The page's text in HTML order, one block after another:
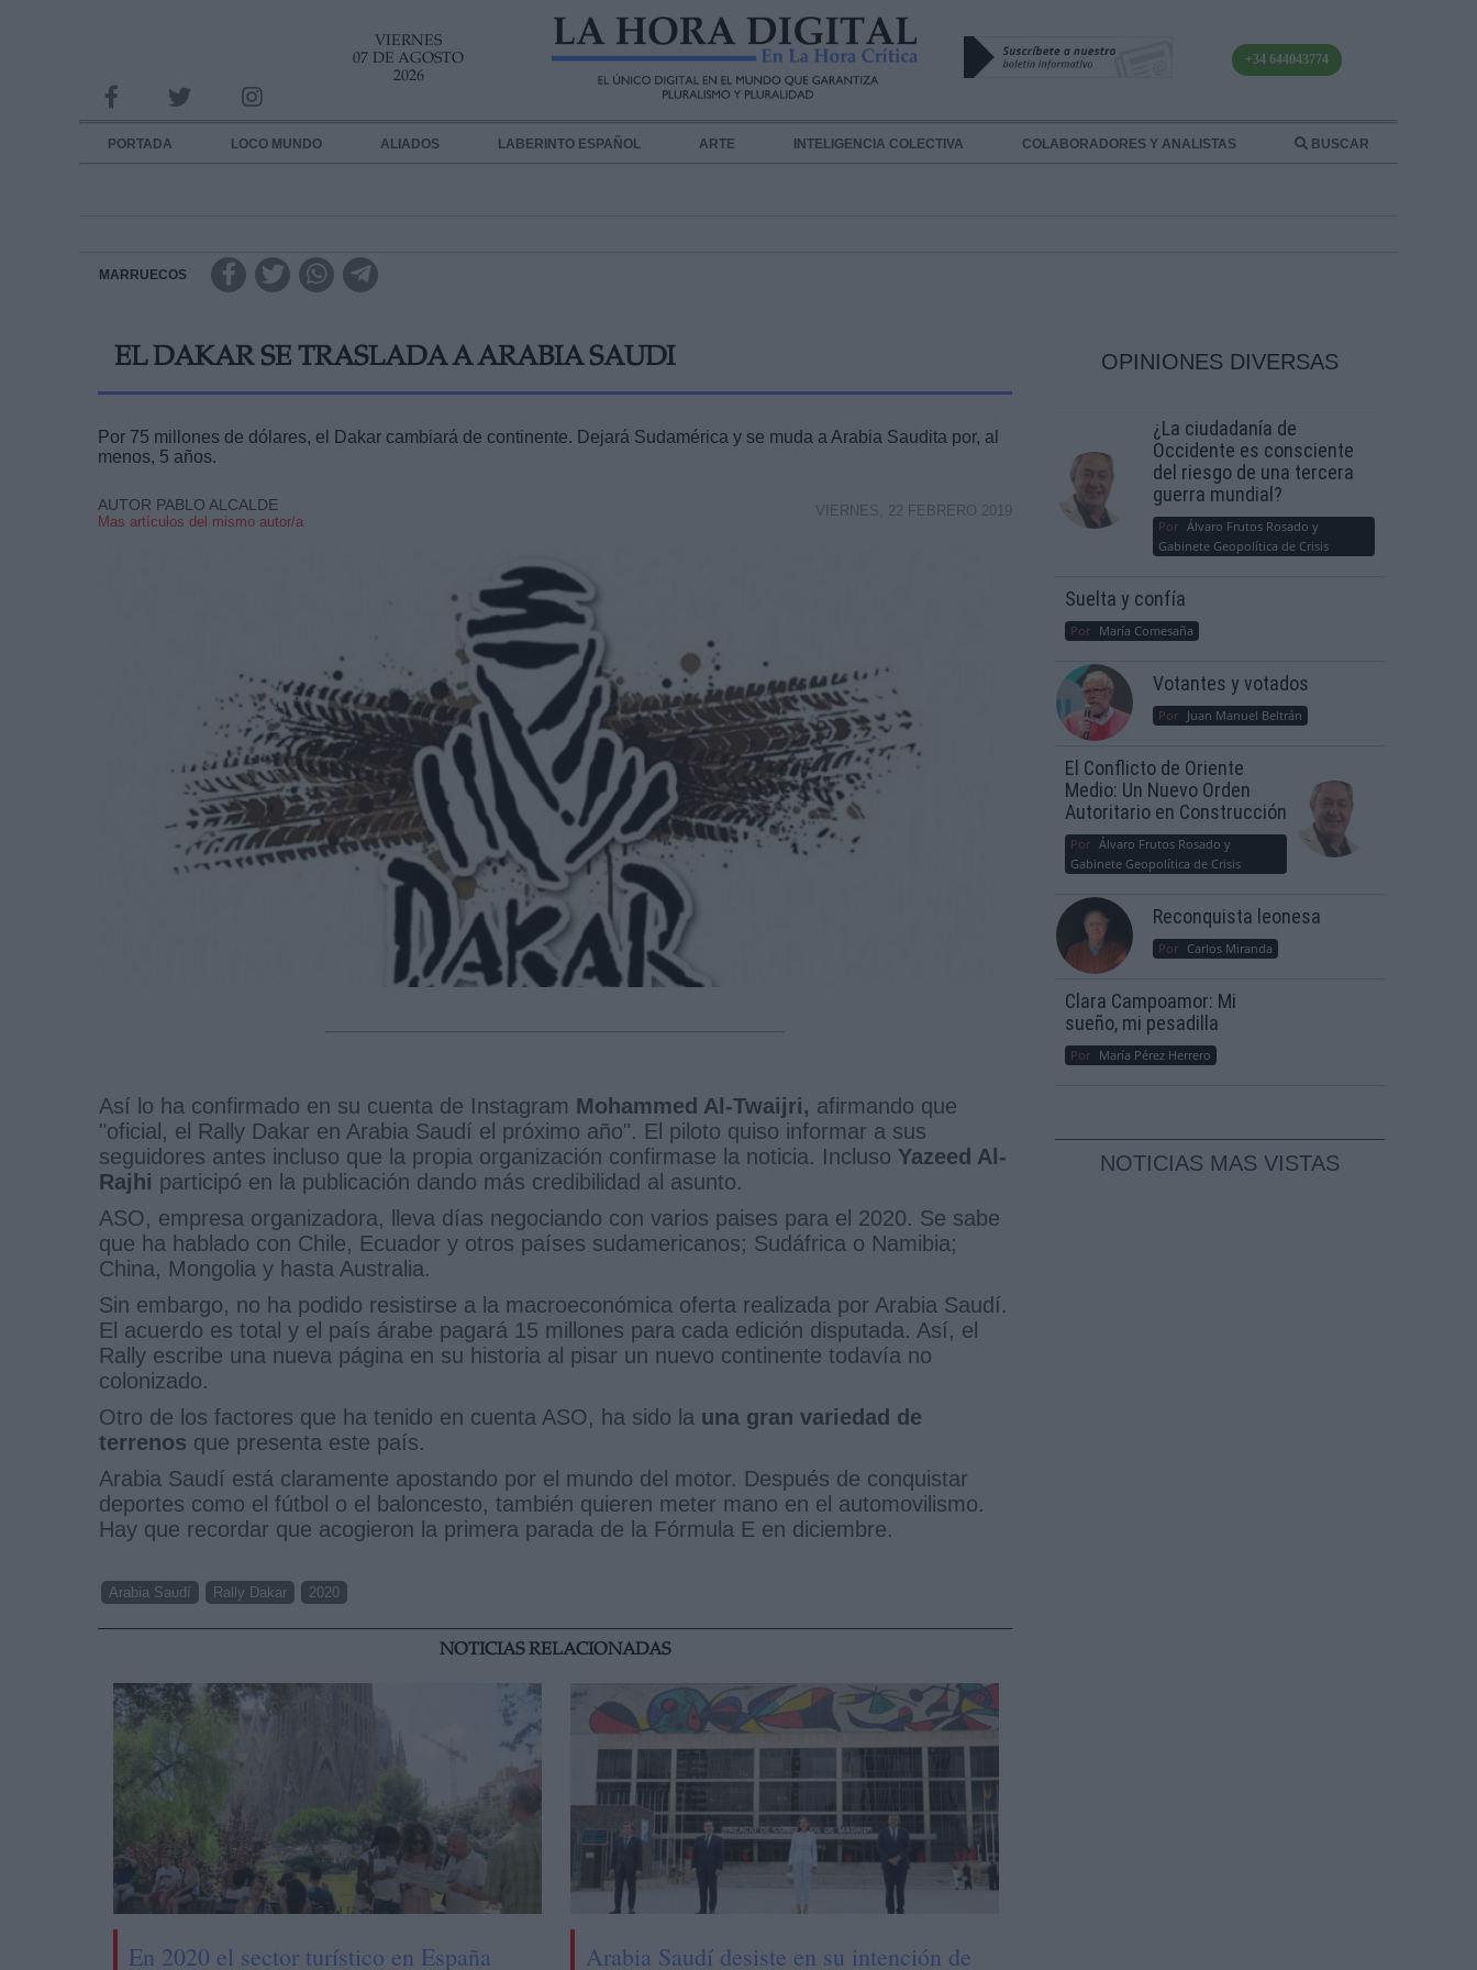
VIERNES
07 DE AGOSTO
2026
+34 644043774
PORTADA LOCO MUNDO ALIADOS LABERINTO ESPAÑOL ARTE INTELIGENCIA COLECTIVA COLABORADORES Y ANALISTAS BUSCAR
MARRUECOS
EL DAKAR SE TRASLADA A ARABIA SAUDI
Por 75 millones de dólares, el Dakar cambiará de continente. Dejará Sudamérica y se muda a Arabia Saudita por, al
menos, 5 años.
AUTOR PABLO ALCALDE
Mas artículos del mismo autor/a
VIERNES, 22 FEBRERO 2019
Así lo ha confirmado en su cuenta de Instagram Mohammed Al-Twaijri, afirmando que
"oficial, el Rally Dakar en Arabia Saudí el próximo año". El piloto quiso informar a sus
seguidores antes incluso que la propia organización confirmase la noticia. Incluso Yazeed Al-
Rajhi participó en la publicación dando más credibilidad al asunto.
ASO, empresa organizadora, lleva días negociando con varios paises para el 2020. Se sabe
que ha hablado con Chile, Ecuador y otros países sudamericanos; Sudáfrica o Namibia;
China, Mongolia y hasta Australia.
Sin embargo, no ha podido resistirse a la macroeconómica oferta realizada por Arabia Saudí.
El acuerdo es total y el país árabe pagará 15 millones para cada edición disputada. Así, el
Rally escribe una nueva página en su historia al pisar un nuevo continente todavía no
colonizado.
Otro de los factores que ha tenido en cuenta ASO, ha sido la una gran variedad de
terrenos que presenta este país.
Arabia Saudí está claramente apostando por el mundo del motor. Después de conquistar
deportes como el fútbol o el baloncesto, también quieren meter mano en el automovilismo.
Hay que recordar que acogieron la primera parada de la Fórmula E en diciembre.
Arabia Saudí Rally Dakar 2020
NOTICIAS RELACIONADAS
En 2020 el sector turístico en España
Arabia Saudí desiste en su intención de
OPINIONES DIVERSAS
¿La ciudadanía de
Occidente es consciente
del riesgo de una tercera
guerra mundial?
Por Álvaro Frutos Rosado y
Gabinete Geopolítica de Crisis
Suelta y confía
Por María Comesaña
Votantes y votados
Por Juan Manuel Beltrán
El Conflicto de Oriente
Medio: Un Nuevo Orden
Autoritario en Construcción
Por Álvaro Frutos Rosado y
Gabinete Geopolítica de Crisis
Reconquista leonesa
Por Carlos Miranda
Clara Campoamor: Mi
sueño, mi pesadilla
Por María Pérez Herrero
NOTICIAS MAS VISTAS
INFORMACION SOBRE LA PROTECCIÓN DE TUS DATOS
Responsable:
Destinatarios:
link
Información adicional
link